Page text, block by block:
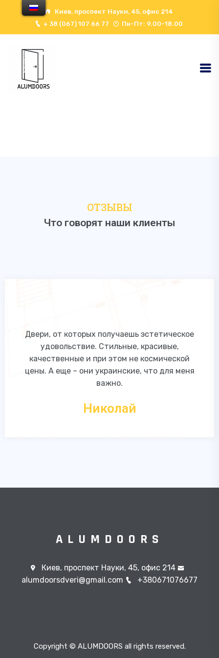
Киев, проспект Науки, 45, офис 214
+ 38 (067) 107 66 77
Пн-Пт: 9.00-18.00
ОТЗЫВЫ
Что говорят наши клиенты
Двери, от которых получаешь эстетическое
удовольствие. Стильные, красивые,
качественные и при этом не космической
цены. А еще – они украинские, что для меня
важно.
Николай
ALUMDOORS
Киев, проспект Науки, 45, офис 214
alumdoorsdveri@gmail.com
+380671076677
Copyright © ALUMDOORS all rights reserved.